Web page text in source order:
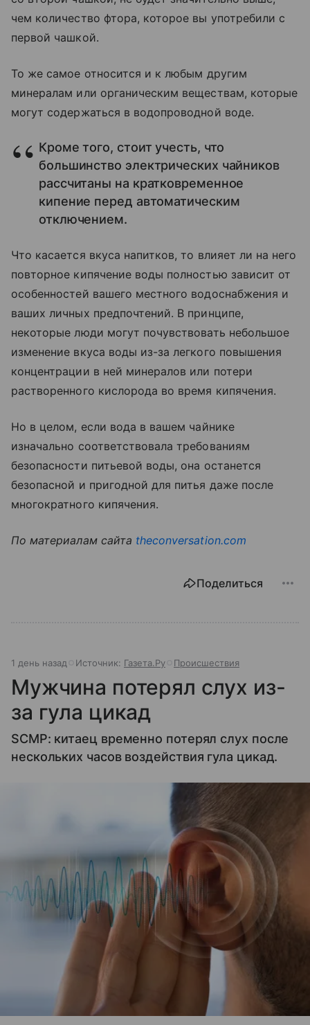
чем количество фтора, которое вы употребили с
первой чашкой.
То же самое относится и к любым другим
минералам или органическим веществам, которые
могут содержаться в водопроводной воде.
Кроме того, стоит учесть, что
большинство электрических чайников
рассчитаны на кратковременное
кипение перед автоматическим
отключением.
Что касается вкуса напитков, то влияет ли на него
повторное кипячение воды полностью зависит от
особенностей вашего местного водоснабжения и
ваших личных предпочтений. В принципе,
некоторые люди могут почувствовать небольшое
изменение вкуса воды из-за легкого повышения
концентрации в ней минералов или потери
растворенного кислорода во время кипячения.
Но в целом, если вода в вашем чайнике
изначально соответствовала требованиям
безопасности питьевой воды, она останется
безопасной и пригодной для питья даже после
многократного кипячения.
По материалам сайта theconversation.com
Поделиться
1 день назад Источник: Газета.Ру Происшествия
Мужчина потерял слух из-
за гула цикад
SCMP: китаец временно потерял слух после
нескольких часов воздействия гула цикад.